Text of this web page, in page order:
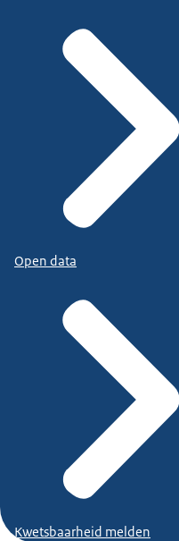
Open data
Kwetsbaarheid melden